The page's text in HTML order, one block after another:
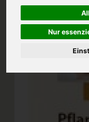
Nur